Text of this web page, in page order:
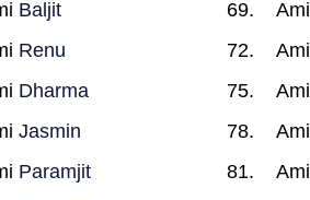
Baljit Ami
Renu Ami
Dharma Ami
Jasmin Ami
Paramjit Ami